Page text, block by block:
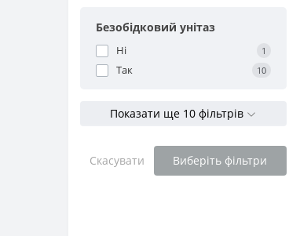
Безобідковий унітаз
Ні 1
Так 10
Показати ще 10 фільтрів
Скасувати Виберіть фільтри